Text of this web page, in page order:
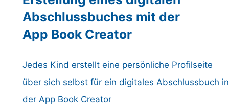
Abschlussbuches mit der
App Book Creator
Jedes Kind erstellt eine persönliche Profilseite
über sich selbst für ein digitales Abschlussbuch in
der App Book Creator